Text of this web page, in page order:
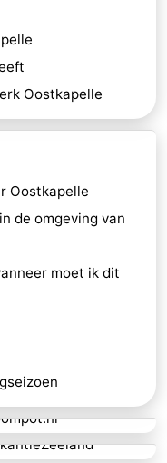
Oostkapelle
Oostkapelle
de omgeving van
moet ik dit